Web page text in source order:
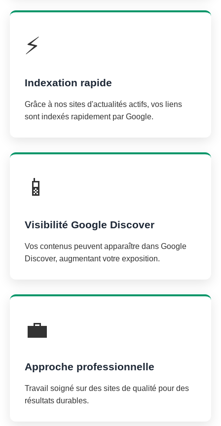
⚡
Indexation rapide
Grâce à nos sites d'actualités actifs, vos liens
sont indexés rapidement par Google.
📱
Visibilité Google Discover
Vos contenus peuvent apparaître dans Google
Discover, augmentant votre exposition.
💼
Approche professionnelle
Travail soigné sur des sites de qualité pour des
résultats durables.